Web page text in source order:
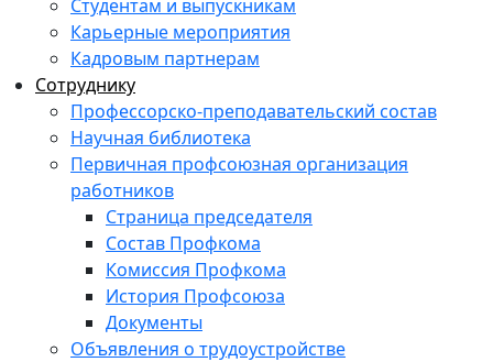
Студентам и выпускникам
Карьерные мероприятия
Кадровым партнерам
Сотруднику
Профессорско-преподавательский состав
Научная библиотека
Первичная профсоюзная организация
работников
Страница председателя
Состав Профкома
Комиссия Профкома
История Профсоюза
Документы
Объявления о трудоустройстве